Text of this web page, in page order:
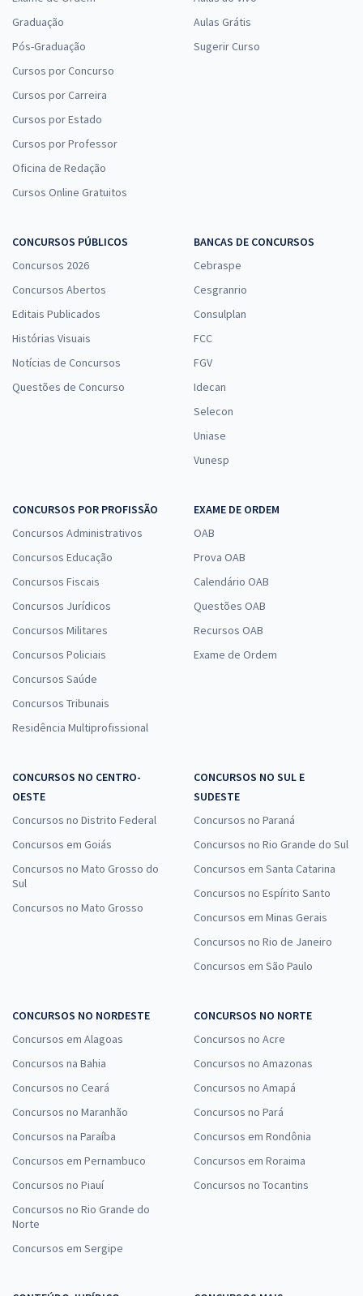
Graduação
Pós-Graduação
Cursos por Concurso
Cursos por Carreira
Cursos por Estado
Cursos por Professor
Oficina de Redação
Cursos Online Gratuitos
Aulas Grátis
Sugerir Curso
CONCURSOS PÚBLICOS
Concursos 2026
Concursos Abertos
Editais Publicados
Histórias Visuais
Notícias de Concursos
Questões de Concurso
BANCAS DE CONCURSOS
Cebraspe
Cesgranrio
Consulplan
FCC
FGV
Idecan
Selecon
Uniase
Vunesp
CONCURSOS POR PROFISSÃO
Concursos Administrativos
Concursos Educação
Concursos Fiscais
Concursos Jurídicos
Concursos Militares
Concursos Policiais
Concursos Saúde
Concursos Tribunais
Residência Multiprofissional
EXAME DE ORDEM
OAB
Prova OAB
Calendário OAB
Questões OAB
Recursos OAB
Exame de Ordem
CONCURSOS NO CENTRO-
OESTE
Concursos no Distrito Federal
Concursos em Goiás
Concursos no Mato Grosso do
Sul
Concursos no Mato Grosso
CONCURSOS NO SUL E
SUDESTE
Concursos no Paraná
Concursos no Rio Grande do Sul
Concursos em Santa Catarina
Concursos no Espírito Santo
Concursos em Minas Gerais
Concursos no Rio de Janeiro
Concursos em São Paulo
CONCURSOS NO NORDESTE
Concursos em Alagoas
Concursos na Bahia
Concursos no Ceará
Concursos no Maranhão
Concursos na Paraíba
Concursos em Pernambuco
Concursos no Piauí
Concursos no Rio Grande do
Norte
Concursos em Sergipe
CONCURSOS NO NORTE
Concursos no Acre
Concursos no Amazonas
Concursos no Amapá
Concursos no Pará
Concursos em Rondônia
Concursos em Roraima
Concursos no Tocantins